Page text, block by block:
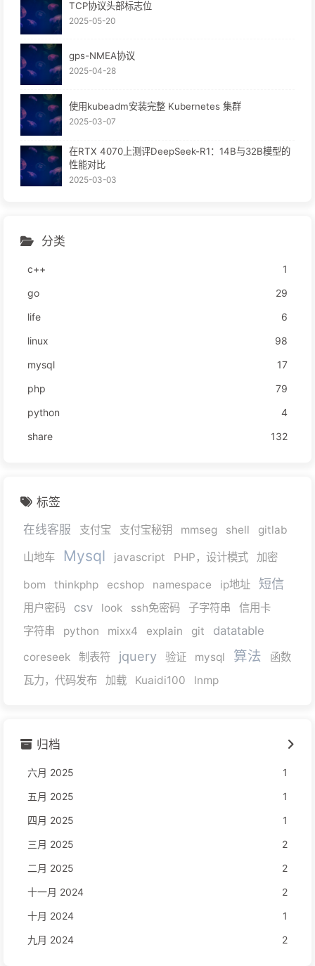
TCP协议头部标志位
2025-05-20
gps-NMEA协议
2025-04-28
使用kubeadm安装完整 Kubernetes 集群
2025-03-07
在RTX 4070上测评DeepSeek-R1：14B与32B模型的
性能对比
2025-03-03
分类
c++
1
go
29
life
6
linux
98
mysql
17
php
79
python
4
share
132
标签
在线客服
支付宝 支付宝秘钥 mmseg shell gitlab
山地车 Mysql javascript PHP，设计模式 加密
bom thinkphp ecshop namespace ip地址 短信
用户密码 csv look ssh免密码 子字符串
信用卡
字符串
python mixx4 explain git datatable
coreseek 制表符 jquery 验证 mysql 算法
函数
瓦力，代码发布
加载 Kuaidi100 lnmp
归档
六月 2025
1
五月 2025
1
四月 2025
1
三月 2025
2
二月 2025
2
十一月 2024
2
十月 2024
1
九月 2024
2